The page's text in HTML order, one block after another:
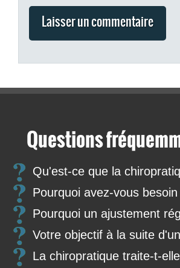
Questions
Qu'est-ce que la
Pourquoi avez-vous
Pourquoi un ajustement
Votre objectif à la suite
La chiropratique traite-t-